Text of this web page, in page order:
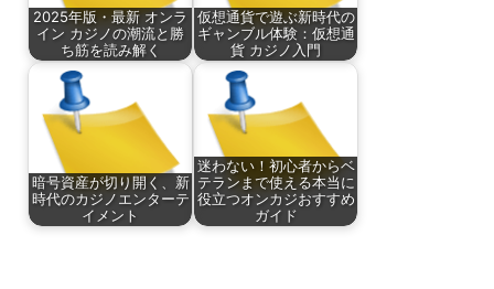
2025年版・最新 オンラ
イン カジノの潮流と勝
ち筋を読み解く
仮想通貨で遊ぶ新時代の
ギャンブル体験：仮想通
貨 カジノ入門
暗号資産が切り開く、新
時代のカジノエンターテ
イメント
迷わない！初心者からベ
テランまで使える本当に
役立つオンカジおすすめ
ガイド